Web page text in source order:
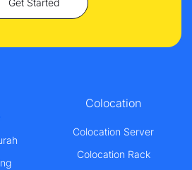
Get Started
Colocation
Colocation Server
Colocation Rack